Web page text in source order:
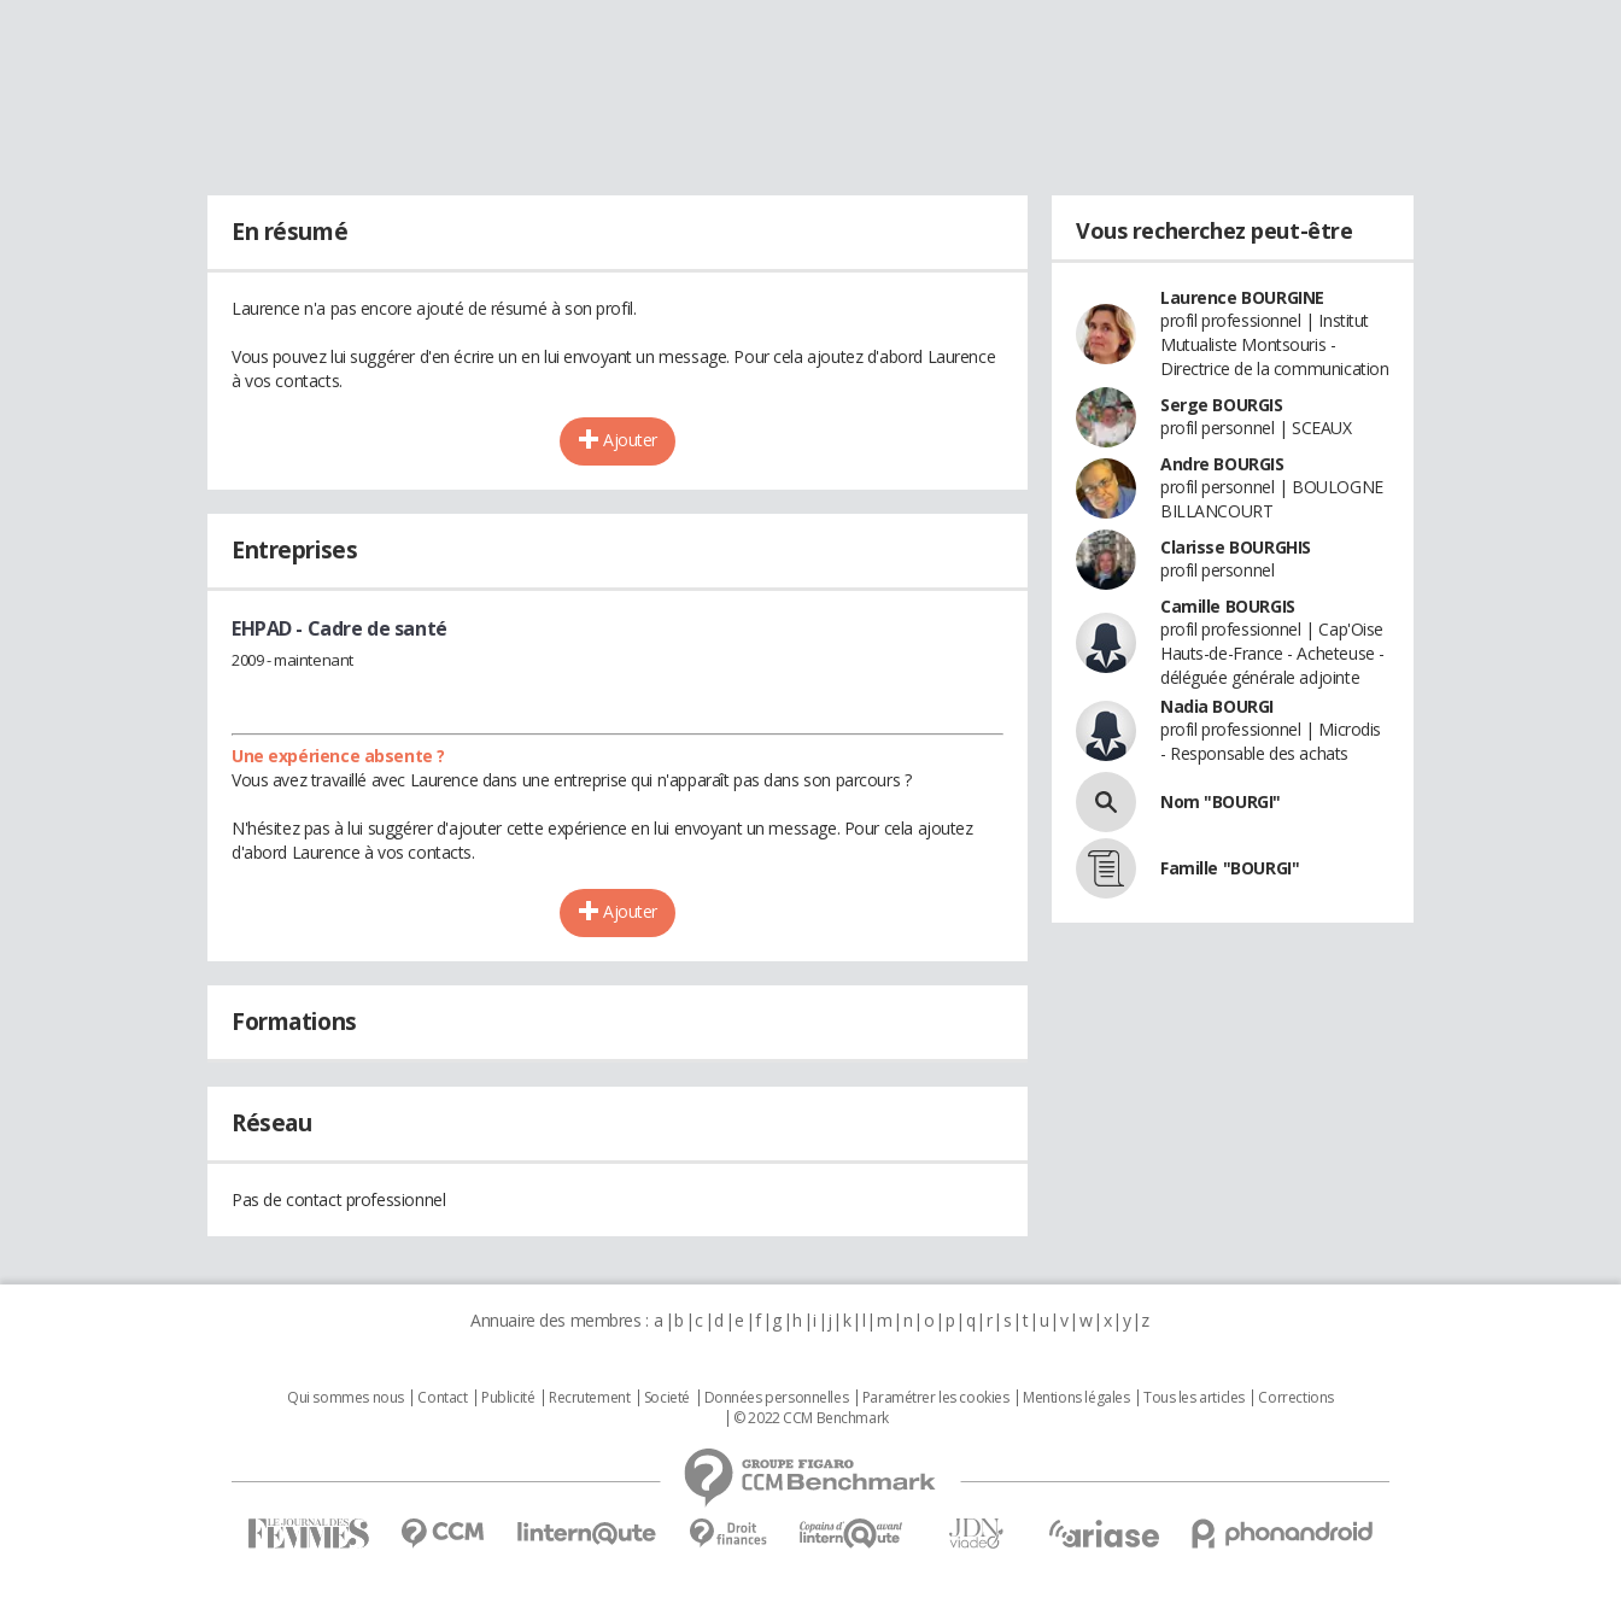
En résumé
Laurence n'a pas encore ajouté de résumé à son profil.
Vous pouvez lui suggérer d'en écrire un en lui envoyant un message. Pour cela ajoutez d'abord Laurence
à vos contacts.
Ajouter
Entreprises
EHPAD- Cadre de santé
2009 - maintenant
Une expérience absente ?
Vous avez travaillé avec Laurence dans une entreprise qui n'apparaît pas dans son parcours ?
N'hésitez pas à lui suggérer d'ajouter cette expérience en lui envoyant un message. Pour cela ajoutez
d'abord Laurence à vos contacts.
Ajouter
Formations
Réseau
Pas de contact professionnel
Vous recherchez peut-être
Laurence BOURGINE
profil professionnel | Institut
Mutualiste Montsouris -
Directrice de la communication
Serge BOURGIS
profil personnel | SCEAUX
Andre BOURGIS
profil personnel | BOULOGNE
BILLANCOURT
Clarisse BOURGHIS
profil personnel
Camille BOURGIS
profil professionnel | Cap'Oise
Hauts-de-France - Acheteuse -
déléguée générale adjointe
Nadia BOURGI
profil professionnel | Microdis
- Responsable des achats
Nom "BOURGI"
Famille "BOURGI"
Annuaire des membres : a b c d e f g h i j k l m n o p q r s t u v w x y z
Qui sommes nous Contact Publicité Recrutement Societé Données personnelles Paramétrer les cookies Mentions légales Tous les articles
Corrections
© 2022 CCM Benchmark